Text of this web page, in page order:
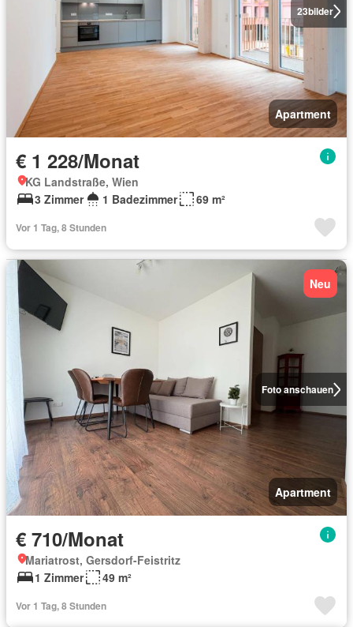
23bilder
Apartment
€ 1 228/Monat
KG Landstraße, Wien
3 Zimmer
1 Badezimmer 69 m²
Vor 1 Tag, 8 Stunden
Foto anschauen
Neu
Apartment
€ 710/Monat
Mariatrost, Gersdorf-Feistritz
1 Zimmer
49 m²
Vor 1 Tag, 8 Stunden